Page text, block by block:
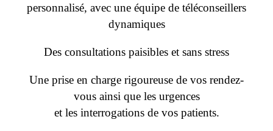
personnalisé, avec une équipe de téléconseillers
dynamiques
Des consultations paisibles et sans stress
Une prise en charge rigoureuse de vos rendez-
vous ainsi que les urgences
et les interrogations de vos patients.